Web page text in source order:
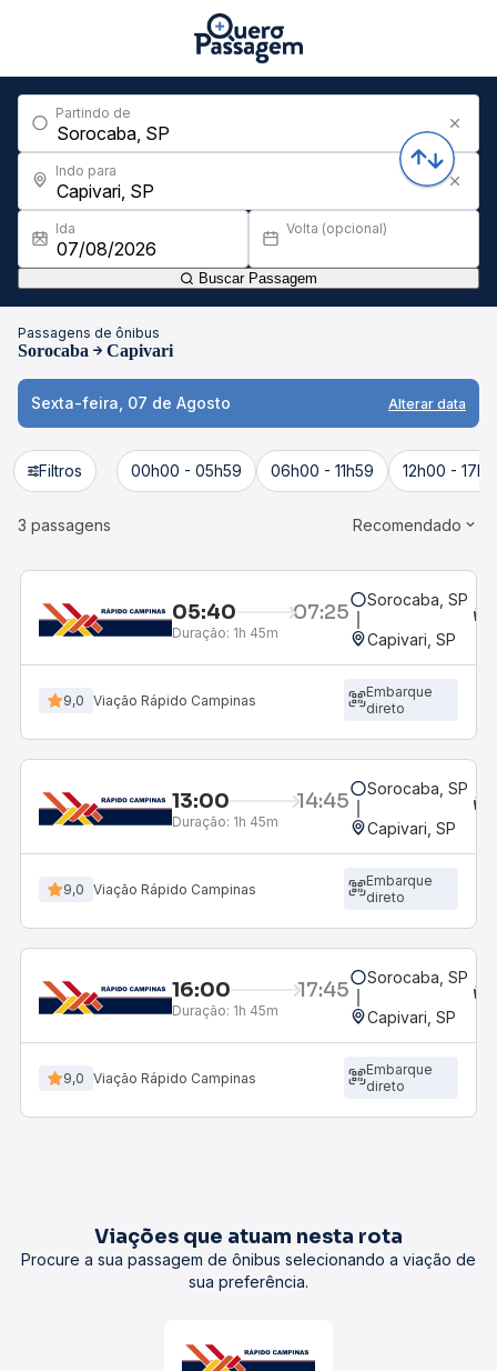
Partindo de
Indo para
Ida Volta (opcional)
Buscar Passagem
Passagens de ônibus
Sorocaba Capivari
Sexta-feira, 07 de Agosto Alterar data
Filtros 00h00 - 05h59 06h00 - 11h59 12h00 -
3 passagens Recomendado
05:40 07:25
Duração: 1h 45m
Sorocaba, SP
Capivari, SP
9,0 Viação Rápido Campinas
Embarque
direto
13:00 14:45
Duração: 1h 45m
Sorocaba, SP
Capivari, SP
9,0 Viação Rápido Campinas
Embarque
direto
16:00 17:45
Duração: 1h 45m
Sorocaba, SP
Capivari, SP
9,0 Viação Rápido Campinas
Embarque
direto
Viações que atuam nesta rota
Procure a sua passagem de ônibus selecionando a viação de
sua preferência.